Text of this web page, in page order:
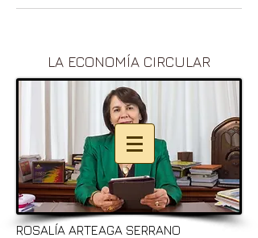
LA ECONOMÍA CIRCULAR
ROSALÍA ARTEAGA SERRANO